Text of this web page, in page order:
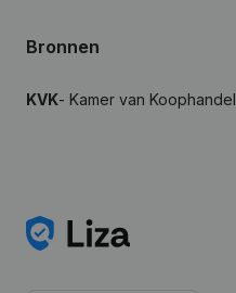
Bronnen
KVK- Kamer van Koophandel